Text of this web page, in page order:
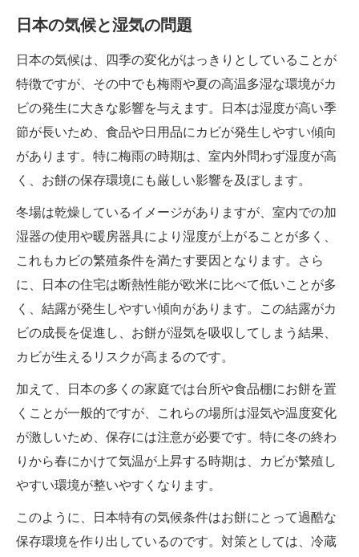
日本の気候と湿気の問題
日本の気候は、四季の変化がはっきりとしていることが
特徴ですが、その中でも梅雨や夏の高温多湿な環境がカ
ビの発生に大きな影響を与えます。日本は湿度が高い季
節が長いため、食品や日用品にカビが発生しやすい傾向
があります。特に梅雨の時期は、室内外問わず湿度が高
く、お餅の保存環境にも厳しい影響を及ぼします。
冬場は乾燥しているイメージがありますが、室内での加
湿器の使用や暖房器具により湿度が上がることが多く、
これもカビの繁殖条件を満たす要因となります。さら
に、日本の住宅は断熱性能が欧米に比べて低いことが多
く、結露が発生しやすい傾向があります。この結露がカ
ビの成長を促進し、お餅が湿気を吸収してしまう結果、
カビが生えるリスクが高まるのです。
加えて、日本の多くの家庭では台所や食品棚にお餅を置
くことが一般的ですが、これらの場所は湿気や温度変化
が激しいため、保存には注意が必要です。特に冬の終わ
りから春にかけて気温が上昇する時期は、カビが繁殖し
やすい環境が整いやすくなります。
このように、日本特有の気候条件はお餅にとって過酷な
保存環境を作り出しているのです。対策としては、冷蔵